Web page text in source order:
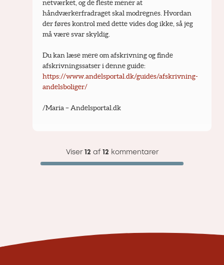
netværket, og de fleste mener at
håndværkerfradraget skal modregnes. Hvordan
der føres kontrol med dette vides dog ikke, så jeg
må være svar skyldig.
Du kan læse mere om afskrivning og finde
afskrivningssatser i denne guide:
https://www.andelsportal.dk/guides/afskrivning-
andelsboliger/
/Maria – Andelsportal.dk
Viser 12 af 12 kommentarer